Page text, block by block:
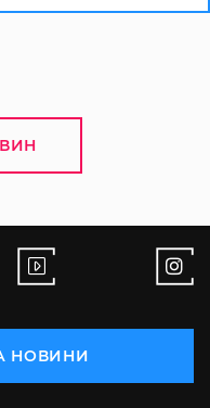
НОВИНИ